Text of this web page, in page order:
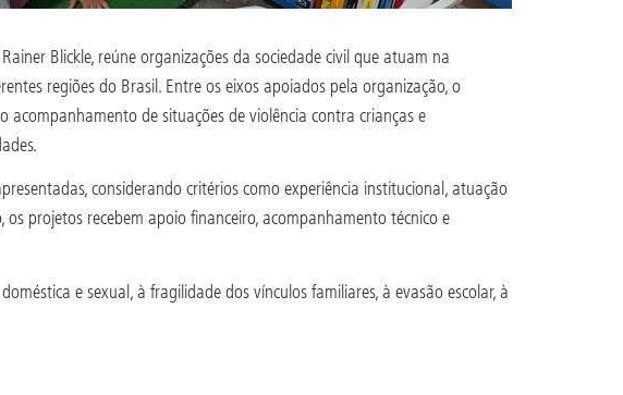
Blickle, reúne organizações da sociedade civil que atuam na
regiões do Brasil. Entre os eixos apoiados pela organização, o
de situações de violência contra crianças e
considerando critérios como experiência institucional, atuação
projetos recebem apoio financeiro, acompanhamento técnico e
e sexual, à fragilidade dos vínculos familiares, à evasão escolar, à